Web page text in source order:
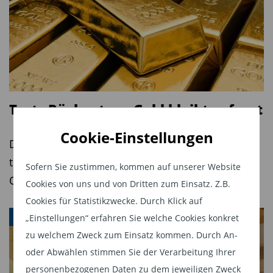
Cookie-Einstellungen
Sofern Sie zustimmen, kommen auf unserer Website
Cookies von uns und von Dritten zum Einsatz. Z.B.
Cookies für Statistikzwecke. Durch Klick auf
„Einstellungen“ erfahren Sie welche Cookies konkret
zu welchem Zweck zum Einsatz kommen. Durch An-
oder Abwählen stimmen Sie der Verarbeitung Ihrer
personenbezogenen Daten zu dem jeweiligen Zweck
Silbervolatilitätsindex (VXSLV) mit 27,6 Prozent
sein Pendant auf Gold (GVZ: 15,1 Prozent) um
den Faktor 1,8. Dies zeigt auf, dass
Silberinvestoren ein robusteres Nervenkostüm
benötigen als die Besitzer von Gold. Dieses
Problem lässt sich aber relativ einfach lösen,
Silber investiert und letzteres eher als attraktive
Depotbeimischung ansieht.
Silberchart: Reif für Rebound
Gegen Ende des Jahres bleibt beimSilberpreis
die charttechnische Lage weiterhin
ausgesprochen spannend. Die große Frage lautet
nämlich: Sehen wir nach dem Test des 52-
Trotz Rücksetzer: Gold bleibt gefragt
Der Goldmarkt bleibt laut World Gold Council
trotz nachlassender Preisdynamik im zweiten
Quartal robust.
EDELMETALLE